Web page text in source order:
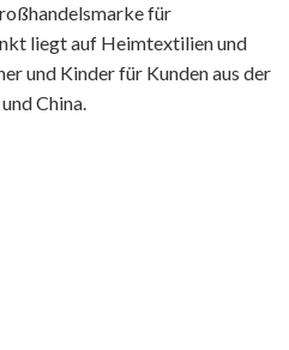
für
liegt auf Heimtextilien und
und Kinder für Kunden aus der
China.